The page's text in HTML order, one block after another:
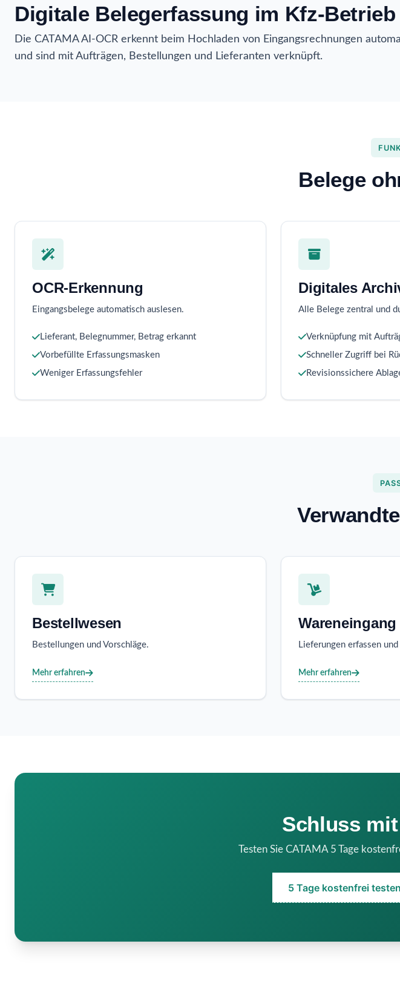
Digitale Belegerfassung im Kfz-Betrieb
Die CATAMA AI-OCR erkennt beim Hochladen von Eingangsrechnungen
und sind mit Aufträgen, Bestellungen und Lieferanten verknüpft.
Belege
OCR-Erkennung
Eingangsbelege automatisch auslesen.
Lieferant, Belegnummer, Betrag erkannt
Vorbefüllte Erfassungsmasken
Weniger Erfassungsfehler
Digitales
Alle Belege zentral und
Verknüpfung mit
Schneller Zugriff bei
Revisionssichere
Bestellwesen
Bestellungen und Vorschläge.
Mehr erfahren
Lieferungen erfassen und
Mehr erfahren
Schluss
Testen Sie CATAMA 5 Tage
5 Tage kostenfrei testen